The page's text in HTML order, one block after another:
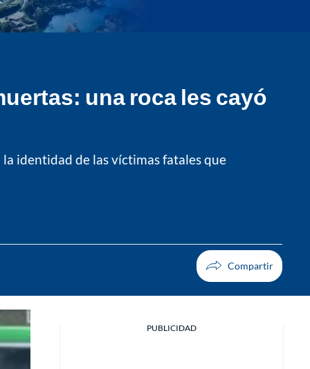
una roca les cayó
identidad de las víctimas fatales que
PUBLICIDAD